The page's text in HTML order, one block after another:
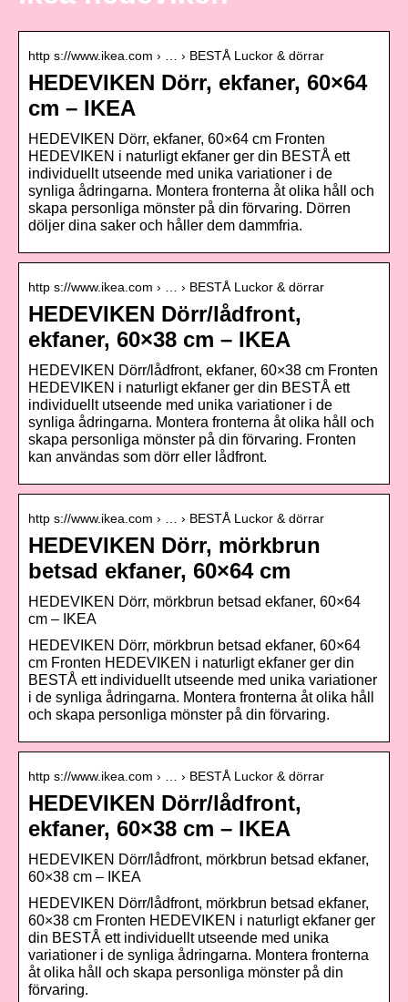
http s://www.ikea.com › … › BESTÅ Luckor & dörrar
HEDEVIKEN Dörr, ekfaner, 60×64
cm – IKEA
HEDEVIKEN Dörr, ekfaner, 60×64 cm Fronten
HEDEVIKEN i naturligt ekfaner ger din BESTÅ ett
individuellt utseende med unika variationer i de
synliga ådringarna. Montera fronterna åt olika håll och
skapa personliga mönster på din förvaring. Dörren
döljer dina saker och håller dem dammfria.
http s://www.ikea.com › … › BESTÅ Luckor & dörrar
HEDEVIKEN Dörr/lådfront,
ekfaner, 60×38 cm – IKEA
HEDEVIKEN Dörr/lådfront, ekfaner, 60×38 cm Fronten
HEDEVIKEN i naturligt ekfaner ger din BESTÅ ett
individuellt utseende med unika variationer i de
synliga ådringarna. Montera fronterna åt olika håll och
skapa personliga mönster på din förvaring. Fronten
kan användas som dörr eller lådfront.
http s://www.ikea.com › … › BESTÅ Luckor & dörrar
HEDEVIKEN Dörr, mörkbrun
betsad ekfaner, 60×64 cm
HEDEVIKEN Dörr, mörkbrun betsad ekfaner, 60×64
cm – IKEA
HEDEVIKEN Dörr, mörkbrun betsad ekfaner, 60×64
cm Fronten HEDEVIKEN i naturligt ekfaner ger din
BESTÅ ett individuellt utseende med unika variationer
i de synliga ådringarna. Montera fronterna åt olika håll
och skapa personliga mönster på din förvaring.
http s://www.ikea.com › … › BESTÅ Luckor & dörrar
HEDEVIKEN Dörr/lådfront,
ekfaner, 60×38 cm – IKEA
HEDEVIKEN Dörr/lådfront, mörkbrun betsad ekfaner,
60×38 cm – IKEA
HEDEVIKEN Dörr/lådfront, mörkbrun betsad ekfaner,
60×38 cm Fronten HEDEVIKEN i naturligt ekfaner ger
din BESTÅ ett individuellt utseende med unika
variationer i de synliga ådringarna. Montera fronterna
åt olika håll och skapa personliga mönster på din
förvaring.